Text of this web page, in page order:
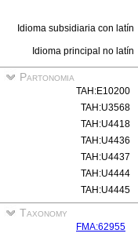
Idioma subsidiaria con latín
Idioma principal no latín
Partonomia
TAH:E10200
TAH:U3568
TAH:U4418
TAH:U4436
TAH:U4437
TAH:U4444
TAH:U4445
Taxonomy
FMA:62955